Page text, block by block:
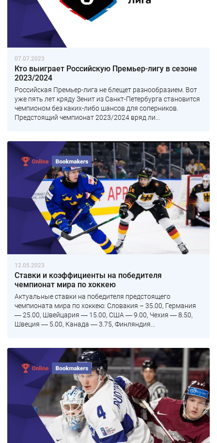
07.07.2023
Кто выиграет Российскую Премьер-лигу в сезоне
2023/2024
Российская Премьер-лига не блещет разнообразием. Вот
уже пять лет кряду Зенит из Санкт-Петербурга становится
чемпионом без каких-либо шансов для соперников.
Предстоящий чемпионат 2023/2024 вряд ли...
12.05.2023
Ставки и коэффициенты на победителя
чемпионат мира по хоккею
Актуальные ставки на победителя предстоящего
чемпионата мира по хоккею: Словакия – 35.00, Германия
― 25.00, Швейцария ― 15.00, США ― 9.00, Чехия ― 8.50,
Швеция ― 5.00, Канада ― 3.75, Финляндия...